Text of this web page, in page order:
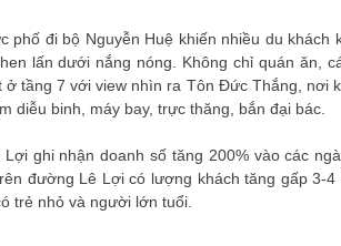
phố đi bộ Nguyễn Huệ khiến nhiều du khách
lấn dưới nắng nóng. Không chỉ quán ăn,
tầng 7 với view nhìn ra Tôn Đức Thắng, nơi
diễu binh, máy bay, trực thăng, bắn đại bác.
ghi nhận doanh số tăng 200% vào các
đường Lê Lợi có lượng khách tăng gấp 3-
trẻ nhỏ và người lớn tuổi.